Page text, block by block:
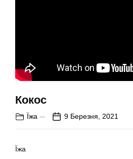
Кокос
Їжа 9 Березня, 2021
Їжа